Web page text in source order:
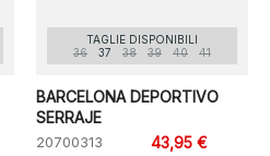
TAGLIE DISPONIBILI
36
37 38 39 40 41
BARCELONA DEPORTIVO
SERRAJE
20700313
43,95 €